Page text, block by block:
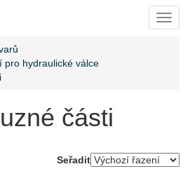
pro hydraulické válce
části
Seřadit